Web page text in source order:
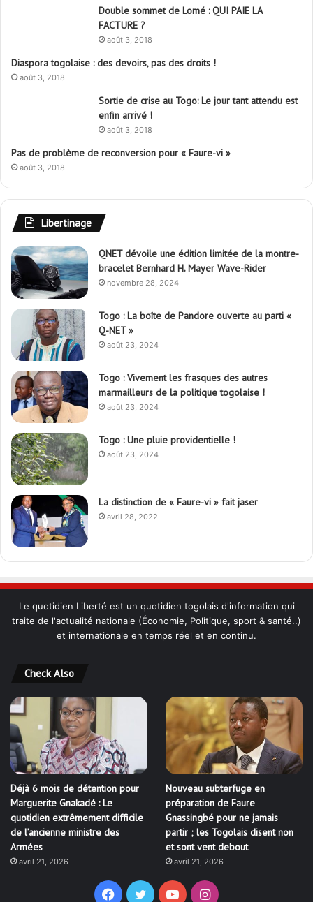
Double sommet de Lomé : QUI PAIE LA
FACTURE ?
août 3, 2018
Diaspora togolaise : des devoirs, pas des droits !
août 3, 2018
Sortie de crise au Togo: Le jour tant attendu est
enfin arrivé !
août 3, 2018
Pas de problème de reconversion pour « Faure-vi »
août 3, 2018
Libertinage
QNET dévoile une édition limitée de la montre-
bracelet Bernhard H. Mayer Wave-Rider
novembre 28, 2024
Togo : La boîte de Pandore ouverte au parti «
Q-NET »
août 23, 2024
Togo : Vivement les frasques des autres
marmailleurs de la politique togolaise !
août 23, 2024
Togo : Une pluie providentielle !
août 23, 2024
La distinction de « Faure-vi » fait jaser
avril 28, 2022
Le quotidien Liberté est un quotidien togolais d'information qui
traite de l'actualité nationale (Économie, Politique, sport & santé..)
et internationale en temps réel et en continu.
Check Also
Déjà 6 mois de détention pour
Marguerite Gnakadé : Le
quotidien extrêmement difficile
de l’ancienne ministre des
Armées
avril 21, 2026
Nouveau subterfuge en
préparation de Faure
Gnassingbé pour ne jamais
partir ; les Togolais disent non
et sont vent debout
avril 21, 2026
Facebook
TwitterYouTubeInstagram